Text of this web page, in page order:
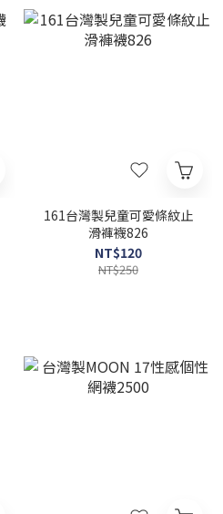
161台灣製兒童可愛條紋止
滑褲襪826
NT$120
NT$250